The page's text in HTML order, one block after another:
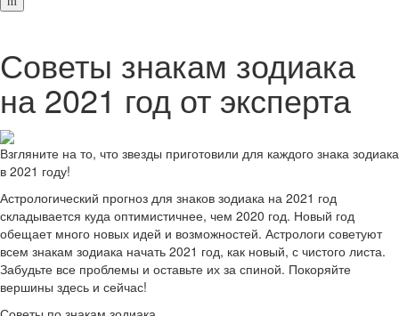
Советы знакам зодиака
на 2021 год от эксперта
Взгляните на то, что звезды приготовили для каждого знака зодиака
в 2021 году!
Астрологический прогноз для знаков зодиака на 2021 год
складывается куда оптимистичнее, чем 2020 год. Новый год
обещает много новых идей и возможностей. Астрологи советуют
всем знакам зодиака начать 2021 год, как новый, с чистого листа.
Забудьте все проблемы и оставьте их за спиной. Покоряйте
вершины здесь и сейчас!